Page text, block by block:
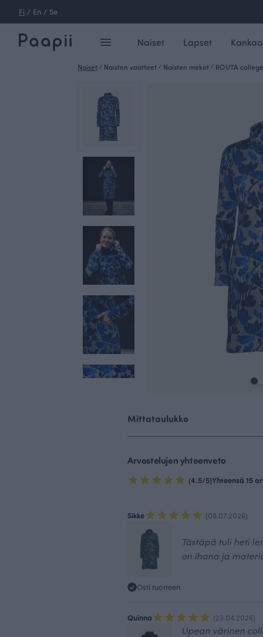
Fi / En / Se
Naiset Lapset
Naiset / Naisten vaatteet / Naisten mekot / ROUTA
Mittataulukko
Arvostelujen yhteenveto
(4.5/5)Yhteensä 15
Sikke (08.07.2026)
Tästäpä tuli heti
on ihana ja
Osti tuotteen
Quinna (23.04.2026)
Upean värinen